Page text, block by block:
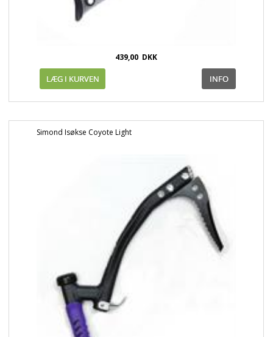
439,00 DKK
Simond Isøkse Coyote Light